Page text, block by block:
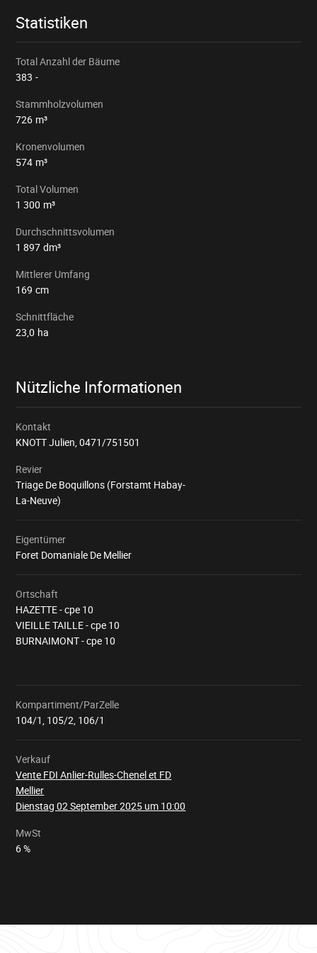
Statistiken
Total Anzahl der Bäume
383 -
Stammholzvolumen
726 m³
Kronenvolumen
574 m³
Total Volumen
1 300 m³
Durchschnittsvolumen
1 897 dm³
Mittlerer Umfang
169 cm
Schnittfläche
23,0 ha
Nützliche Informationen
Kontakt
KNOTT Julien,0471/751501
Revier
Triage De Boquillons (Forstamt Habay-
La-Neuve)
Eigentümer
Foret Domaniale De Mellier
Ortschaft
HAZETTE - cpe 10
VIEILLE TAILLE - cpe 10
BURNAIMONT - cpe 10
Kompartiment/ParZelle
104/1, 105/2, 106/1
Verkauf
Vente FDI Anlier-Rulles-Chenel et FD
Mellier
Dienstag 02 September 2025 um 10:00
Wird
geladen
MwSt
6 %